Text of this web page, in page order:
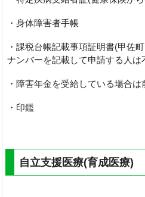
・身体障害者手帳
・課税台帳記載事項証明書(甲佐
ナンバーを記載して申請する人は
・障害年金を受給している場合
・印鑑
自立支援医療(育成医療)